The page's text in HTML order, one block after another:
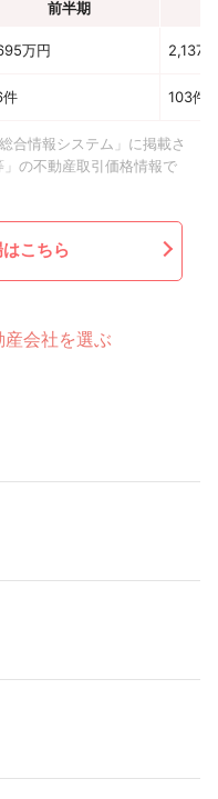
前半期
万円 2,137
103件
合情報システム」に掲載さ
の不動産取引価格情報で
こちら
会社を選ぶ